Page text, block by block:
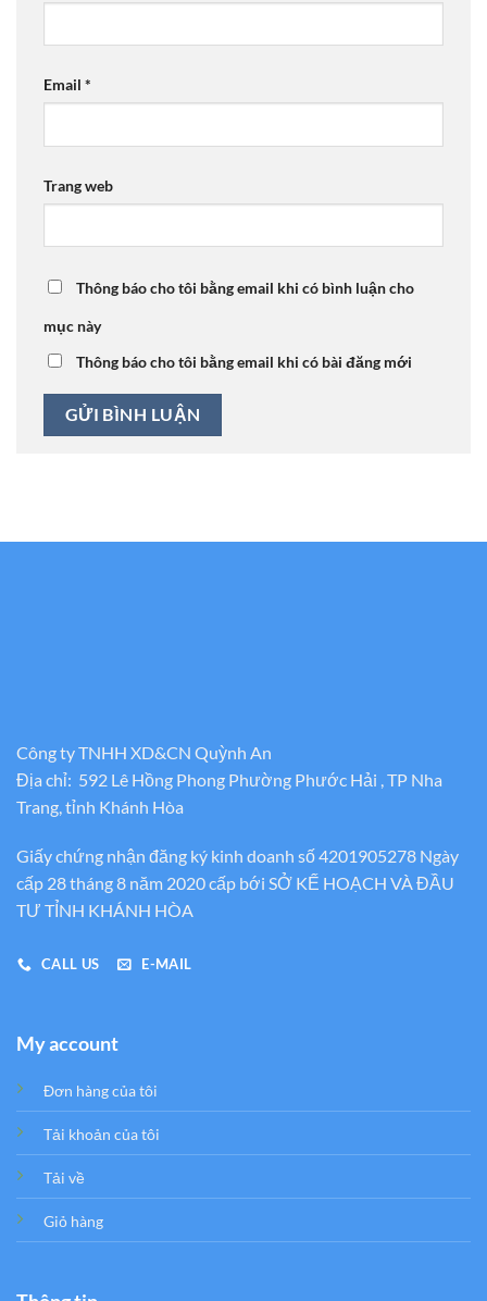
Email *
Trang web
Thông báo cho tôi bằng email khi có bình luận cho
mục này
Thông báo cho tôi bằng email khi có bài đăng mới
Công ty TNHH XD&CN Quỳnh An
Địa chỉ: 592 Lê Hồng Phong Phường Phước Hải , TP Nha
Trang, tỉnh Khánh Hòa
Giấy chứng nhận đăng ký kinh doanh số 4201905278 Ngày
cấp 28 tháng 8 năm 2020 cấp bới SỞ KẾ HOẠCH VÀ ĐẦU
TƯ TỈNH KHÁNH HÒA
CALL US E-MAIL
My account
Đơn hàng của tôi
Tải khoản của tôi
Tải về
Giỏ hàng